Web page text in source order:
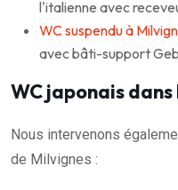
l'italienne avec
WC suspendu à
avec bâti-support
WC japonais
Nous intervenons
de Milvignes :